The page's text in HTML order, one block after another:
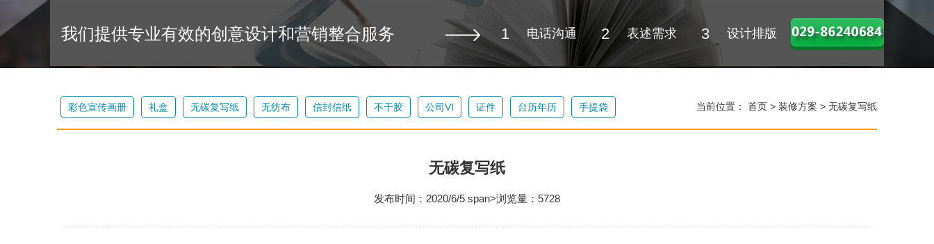
我们提供专业有效的创意设计和营销整合服务 1 电话沟通 2 表述需求 3 设计排版
彩色宣传画册 礼盒 无碳复写纸 无纺布 信封信纸 不干胶 公司VI 证件 台历年历 手提袋 当前位置： 首页 > 装修方案 > 无碳复写纸
无碳复写纸
发布时间：2020/6/5 span>浏览量：5728